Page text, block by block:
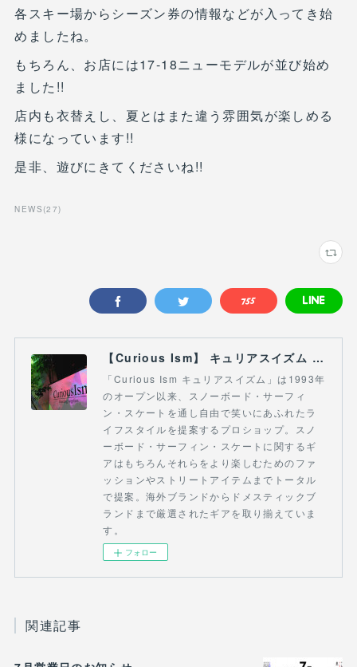
各スキー場からシーズン券の情報などが入ってき始
めましたね。
もちろん、お店には17-18ニューモデルが並び始め
ました!!
店内も衣替えし、夏とはまた違う雰囲気が楽しめる
様になっています!!
是非、遊びにきてくださいね!!
NEWS (27)
【Curious Ism】 キュリアスイズム l スノーボードショップ サーフショップ 福島県 会津若松市 郡山市 通販
「Curious Ism キュリアスイズム」は1993年
のオープン以来、スノーボード・サーフィ
ン・スケートを通し自由で笑いにあふれたラ
イフスタイルを提案するプロショップ。スノ
ーボード・サーフィン・スケートに関するギ
アはもちろんそれらをより楽しむためのファ
ッションやストリートアイテムまでトータル
で提案。海外ブランドからドメスティックブ
ランドまで厳選されたギアを取り揃えていま
す。
フォロー
関連記事